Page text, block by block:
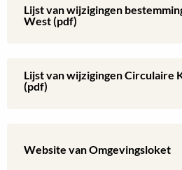
(pdf)
over
(pdf)
Lijst van wijzigingen
West (pdf)
Lees
over
wijzigingen
Lijst van wijzigingen Circulaire
(pdf)
Lees
Website van Omgevingsloket
Lees